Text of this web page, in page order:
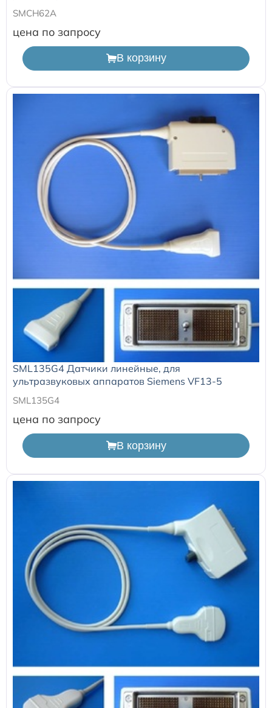
SMCH62A
цена по запросу
В корзину
SML135G4 Датчики линейные, для
ультразвуковых аппаратов Siemens VF13-5
SML135G4
цена по запросу
В корзину
Sentec
Расходные материалы к аппарату Авента-М
Расходные материалы к аппаратам ИВЛ Hamilton
Расходные материалы к аппаратам ИВЛ Mindray
Расходные материалы к аппаратам ИВЛ Drager
Расходные материалы к аппаратам Comen
Расходные материалы для ИВЛ Puritan Bennett
Расходные материалы к аппаратам Philips